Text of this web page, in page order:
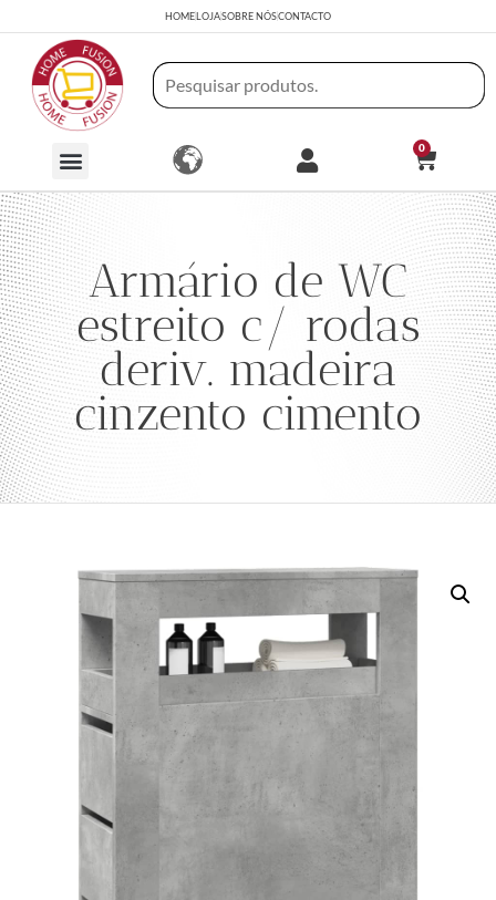
HOMELOJASOBRE NÓSCONTACTO
0
Armário de WC
estreito c/ rodas
deriv. madeira
cinzento cimento